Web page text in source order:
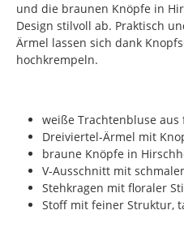
und die braunen Knöpfe in
Design stilvoll ab. Praktisch
Ärmel lassen sich dank
hochkrempeln.
weiße Trachtenbluse aus
Dreiviertel-Ärmel mit
braune Knöpfe in
V-Ausschnitt mit
Stehkragen mit floraler
Stoff mit feiner Struktur,